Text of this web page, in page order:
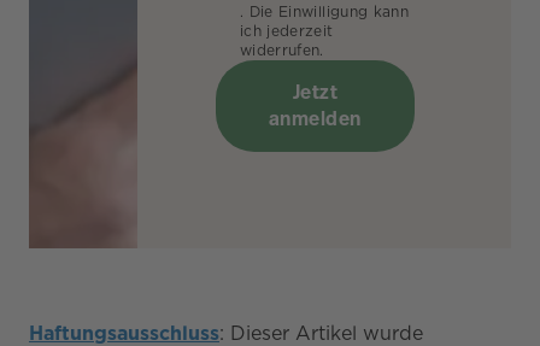
. Die Einwilligung kann
ich jederzeit
widerrufen.
Jetzt
anmelden
Haftungsausschluss: Dieser Artikel wurde